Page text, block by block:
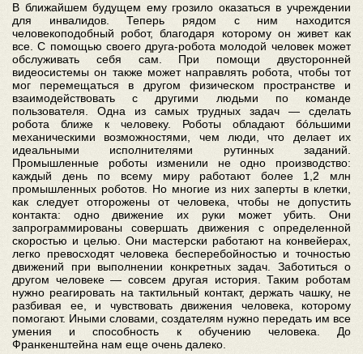
В ближайшем будущем ему грозило оказаться в учреждении
для инвалидов. Теперь рядом с ним находится
человекоподобный робот, благодаря которому он живет как
все. С помощью своего друга-робота молодой человек может
обслуживать себя сам. При помощи двусторонней
видеосистемы он также может направлять робота, чтобы тот
мог перемещаться в другом физическом пространстве и
взаимодействовать с другими людьми по команде
пользователя. Одна из самых трудных задач — сделать
робота ближе к человеку. Роботы обладают бóльшими
механическими возможностями, чем люди, что делает их
идеальными исполнителями рутинных заданий.
Промышленные роботы изменили не одно производство:
каждый день по всему миру работают более 1,2 млн
промышленных роботов. Но многие из них заперты в клетки,
как следует отгорожены от человека, чтобы не допустить
контакта: одно движение их руки может убить. Они
запрограммированы совершать движения с определенной
скоростью и целью. Они мастерски работают на конвейерах,
легко превосходят человека бесперебойностью и точностью
движений при выполнении конкретных задач. Заботиться о
другом человеке — совсем другая история. Таким роботам
нужно реагировать на тактильный контакт, держать чашку, не
разбивая ее, и чувствовать движения человека, которому
помогают. Иными словами, создателям нужно передать им все
умения и способность к обучению человека. До
Франкенштейна нам еще очень далеко.